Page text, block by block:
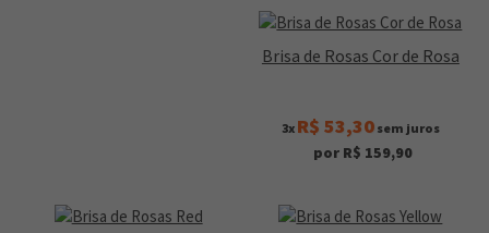
Brisa de Rosas Cor de Rosa
3x R$ 53,30sem juros
por R$ 159,90